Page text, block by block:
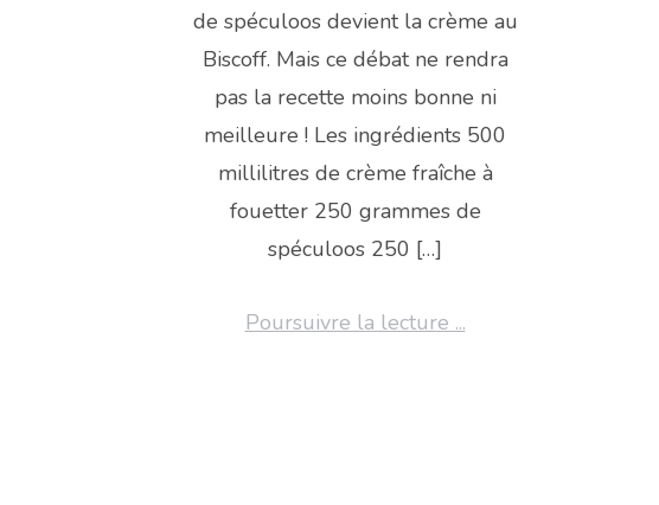
de spéculoos devient la crème au
Biscoff. Mais ce débat ne rendra
pas la recette moins bonne ni
meilleure ! Les ingrédients 500
millilitres de crème fraîche à
fouetter 250 grammes de
spéculoos 250 […]
Poursuivre la lecture ...